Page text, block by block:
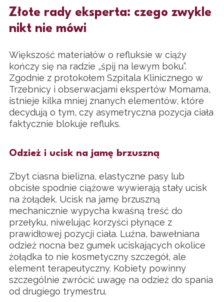
Złote rady eksperta: czego zwykle
nikt nie mówi
Większość materiałów o refluksie w ciąży
kończy się na radzie „śpij na lewym boku”.
Zgodnie z protokołem Szpitala Klinicznego w
Trzebnicy i obserwacjami ekspertów Momama,
istnieje kilka mniej znanych elementów, które
decydują o tym, czy asymetryczna pozycja ciała
faktycznie blokuje refluks.
Odzież i ucisk na jamę brzuszną
Zbyt ciasna bielizna, elastyczne pasy lub
obcisłe spodnie ciążowe wywierają stały ucisk
na żołądek. Ucisk na jamę brzuszną
mechanicznie wypycha kwaśną treść do
przełyku, niwelując korzyści płynące z
prawidłowej pozycji ciała. Luźna, bawełniana
odzież nocna bez gumek uciskających okolice
żołądka to nie kosmetyczny szczegół, ale
element terapeutyczny. Kobiety powinny
szczególnie zwrócić uwagę na odzież do spania
od drugiego trymestru.